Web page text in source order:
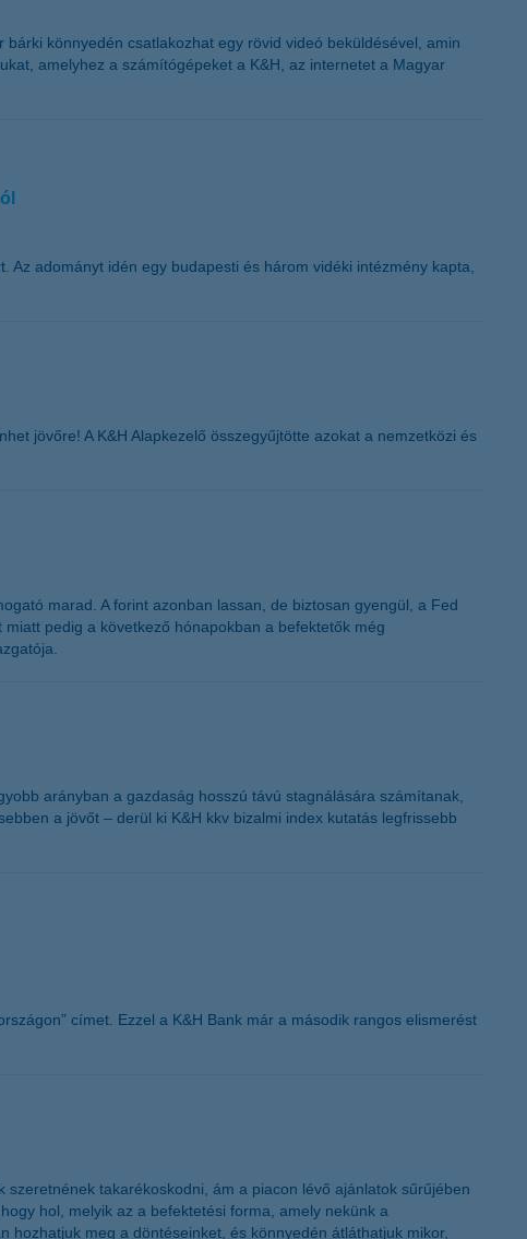
könnyedén csatlakozhat egy rövid videó beküldésével, amin
amelyhez a számítógépeket a K&H, az internetet a Magyar
adományt idén egy budapesti és három vidéki intézmény kapta,
jövőre! A K&H Alapkezelő összegyűjtötte azokat a nemzetközi és
marad. A forint azonban lassan, de biztosan gyengül, a Fed
pedig a következő hónapokban a befektetők még
arányban a gazdaság hosszú távú stagnálására számítanak,
a jövőt – derül ki K&H kkv bizalmi index kutatás legfrissebb
címet. Ezzel a K&H Bank már a második rangos elismerést
takarékoskodni, ám a piacon lévő ajánlatok sűrűjében
hol, melyik az a befektetési forma, amely nekünk a
meg a döntéseinket, és könnyedén átláthatjuk mikor,